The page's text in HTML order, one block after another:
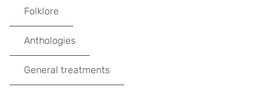
Folklore
Anthologies
General treatments